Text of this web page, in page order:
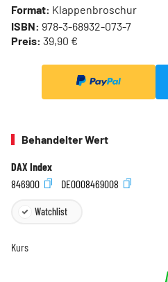
Format: Klappenbroschur
ISBN: 978-3-68932-073-7
Preis: 39,90 €
Behandelter Wert
DAX Index
846900
DE0008469008
Watchlist
Kurs